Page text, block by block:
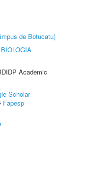
de Botucatu)
Academic
Scholar
Fapesp